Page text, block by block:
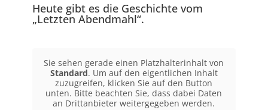
Heute gibt es die Geschichte vom
„Letzten Abendmahl“.
Sie sehen gerade einen Platzhalterinhalt von
Standard. Um auf den eigentlichen Inhalt
zuzugreifen, klicken Sie auf den Button
unten. Bitte beachten Sie, dass dabei Daten
an Drittanbieter weitergegeben werden.